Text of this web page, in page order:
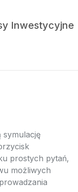
Inwestycyjne
symulację
prostych pytań,
możliwych